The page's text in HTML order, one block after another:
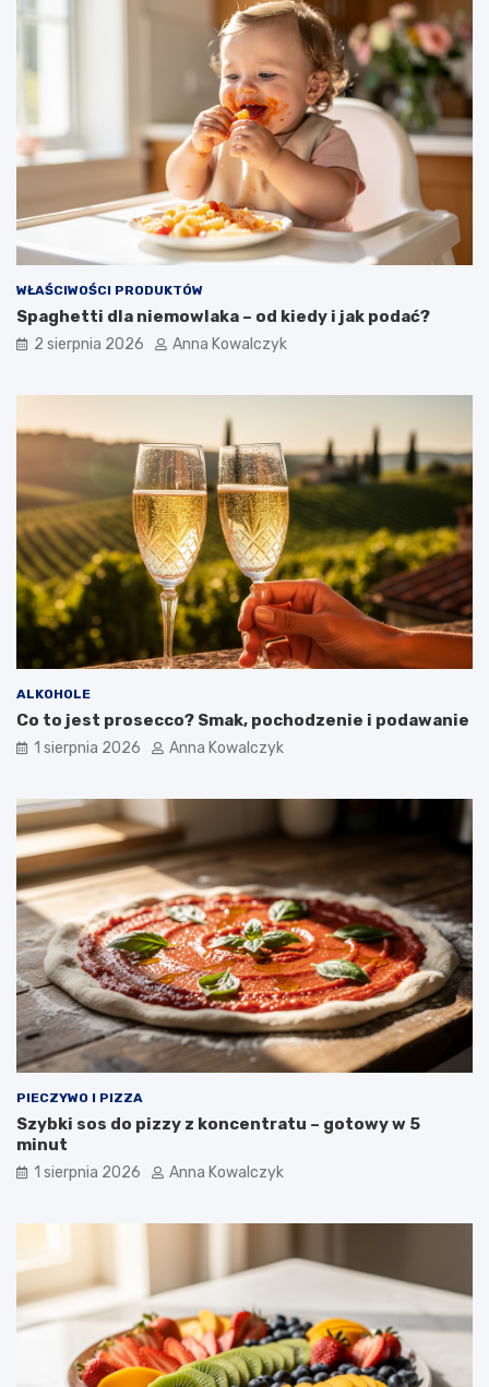
WŁAŚCIWOŚCI PRODUKTÓW
Spaghetti dla niemowlaka – od kiedy i jak podać?
2 sierpnia 2026 Anna Kowalczyk
ALKOHOLE
Co to jest prosecco? Smak, pochodzenie i podawanie
1 sierpnia 2026 Anna Kowalczyk
PIECZYWO I PIZZA
Szybki sos do pizzy z koncentratu – gotowy w 5
minut
1 sierpnia 2026 Anna Kowalczyk